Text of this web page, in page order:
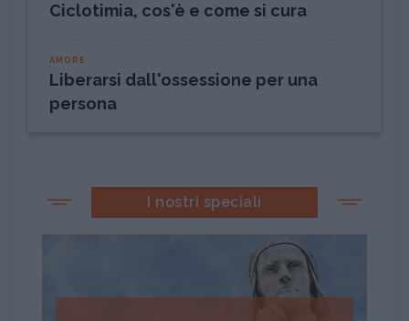
Ciclotimia, cos'è e come si cura
AMORE
Liberarsi dall'ossessione per una
persona
I nostri speciali